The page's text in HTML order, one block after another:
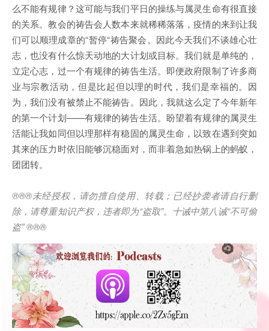
么不能有规律？这可能与我们平日的操练与属灵生命有很直接
的关系。教会的祷告会人数本来就稀稀落落，疫情的来到让我
们可以顺理成章的“暂停“祷告聚会。因此今天我们不谈雄心壮
志，也没有什么惊天动地的大计划或目标。我们就是单纯的，
立定心志，过一个有规律的祷告生活。即便政府限制了许多商
业与宗教活动，但是比起但以理的时代，我们是幸福的。因
为，我们没有被禁止不能祷告。因此，我就这么定了今年新年
的第一个计划——有规律的祷告生活。盼望着有规律的属灵生
活能让我如同但以理那样有稳固的属灵生命，以致在遇到突如
其来的压力时依旧能够沉稳面对，而非着急如热锅上的蚂蚁，
团团转。
®®®未经授权，请勿擅自使用、转载；已经抄袭者请自行删
除，请尊重知识产权，违者即为“盗取”。十诫中第八诫“不可偷
盗” ®®®